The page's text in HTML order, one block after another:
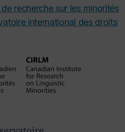
recherche sur les minorités
international des droits